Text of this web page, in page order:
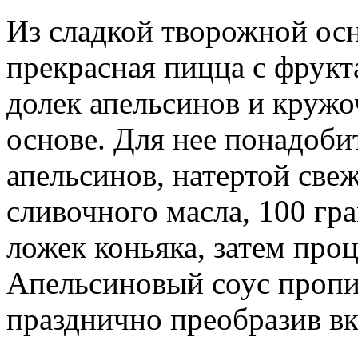
Из сладкой творожной
прекрасная пицца с
долек апельсинов и
основе. Для нее
апельсинов, натертой
сливочного масла, 100
ложек коньяка, затем
Апельсиновый соус
празднично преобразив